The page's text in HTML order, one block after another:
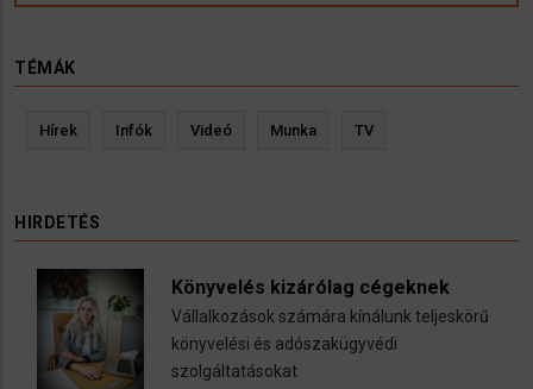
TÉMÁK
Hírek Infók Videó Munka TV
HIRDETÉS
Könyvelés kizárólag cégeknek
Vállalkozások számára kínálunk teljeskörű
könyvelési és adószakügyvédi
szolgáltatásokat